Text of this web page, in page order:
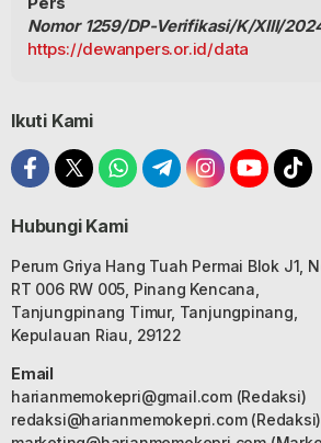
Nomor 1259/DP-Verifikasi/K/XIII/
https://dewanpers.or.id/data
Ikuti Kami
Hubungi Kami
Perum Griya Hang Tuah Permai Blok J1,
RT 006 RW 005, Pinang Kencana,
Tanjungpinang Timur, Tanjungpinang,
Kepulauan Riau, 29122
Email
harianmemokepri@gmail.com(Redaksi)
redaksi@harianmemokepri.com(Redaksi)